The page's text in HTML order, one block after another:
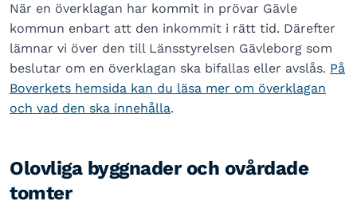
När en överklagan har kommit in prövar Gävle
kommun enbart att den inkommit i rätt tid. Därefter
lämnar vi över den till Länsstyrelsen Gävleborg som
beslutar om en överklagan ska bifallas eller avslås. På
Boverkets hemsida kan du läsa mer om överklagan
och vad den ska innehålla.
Olovliga byggnader och ovårdade
tomter